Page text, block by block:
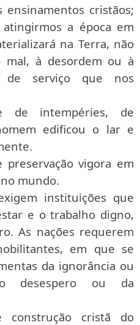
ensinamentos cristãos;
a época em
na Terra, não
à desordem ou à
de serviço que nos
de intempéries, de
edificou o lar e
preservação vigora em
mundo.
instituições que
e o trabalho digno,
As nações requerem
em que se
da ignorância ou
desespero ou da
cristã do